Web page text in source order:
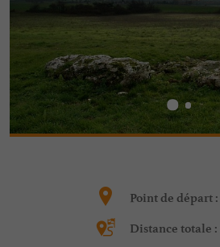
Point de départ :
Distance totale :